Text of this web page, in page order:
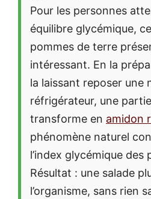
Pour les personnes
équilibre glycémique,
pommes de terre
intéressant. En la
la laissant reposer une
réfrigérateur, une
transforme en amidon
phénomène naturel
l’index glycémique des
Résultat : une salade
l’organisme, sans rien